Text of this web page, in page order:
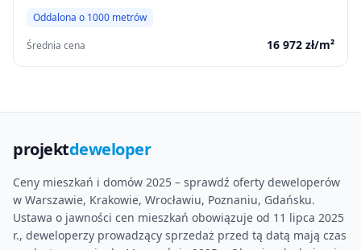
Oddalona o 1000 metrów
Średnia cena 16 972 zł/m²
projektdeweloper
Ceny mieszkań i domów 2025 – sprawdź oferty deweloperów
w Warszawie, Krakowie, Wrocławiu, Poznaniu, Gdańsku.
Ustawa o jawności cen mieszkań obowiązuje od 11 lipca 2025
r., deweloperzy prowadzący sprzedaż przed tą datą mają czas